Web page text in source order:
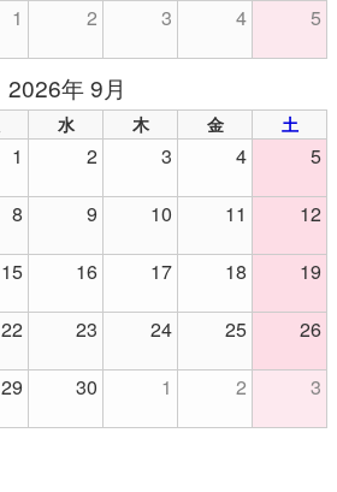
1 2 3 4 5
2026年 9月
水 木 金 土
1 2 3 4 5
8 9 10 11 12
15 16 17 18 19
22 23 24 25 26
29 30 1 2 3